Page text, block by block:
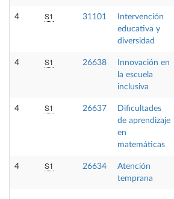
4 S1 31101
Intervención
educativa y
diversidad
4 S1 26638
Innovación en
la escuela
inclusiva
4 S1 26637
Dificultades
de aprendizaje
en
matemáticas
4 S1 26634
Atención
temprana